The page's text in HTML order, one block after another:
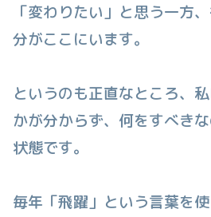
「変わりたい」と思う一方
分がここにいます。
というのも正直なところ、
かが分からず、何をすべき
状態です。
毎年「飛躍」という言葉を